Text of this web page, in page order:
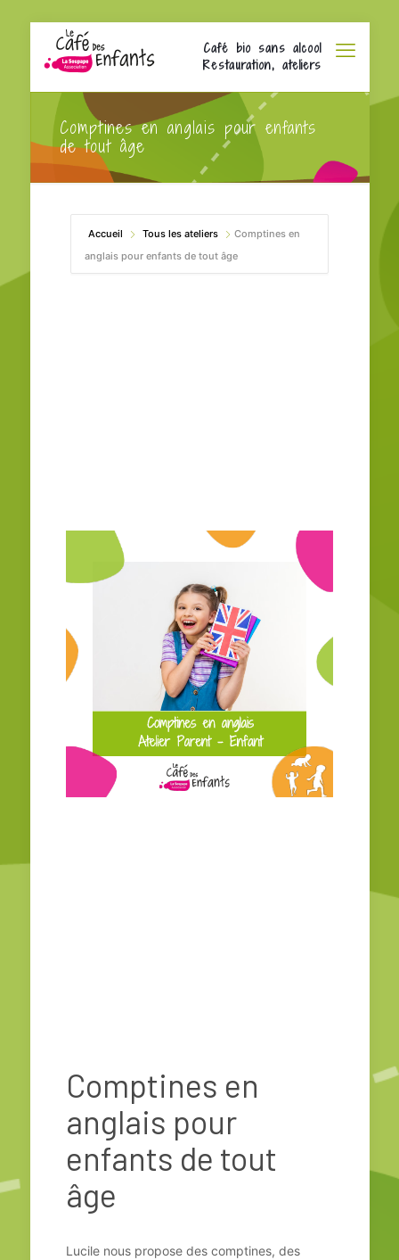
Café bio sans alcool
Restauration, ateliers
Comptines en anglais pour enfants
de tout âge
Accueil Tous les ateliers
Comptines en
anglais pour enfants de tout âge
Comptines en
anglais pour
enfants de tout
âge
Lucile nous propose des comptines, des